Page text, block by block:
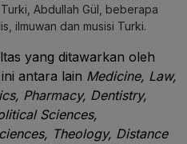
Abdullah Gül, beberapa
ilmuwan dan musisi Turki.
yang ditawarkan oleh
antara lain Medicine, Law,
Pharmacy, Dentistry,
Sciences,
Theology, Distance